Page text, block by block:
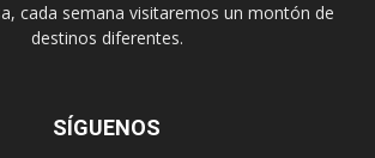
cada semana visitaremos un montón de
destinos diferentes.
SÍGUENOS